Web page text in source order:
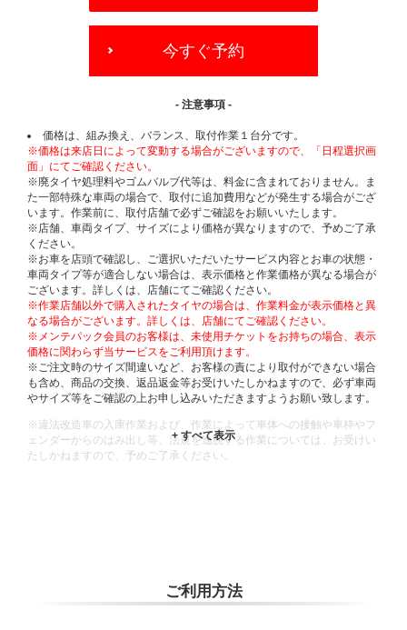
OPTIONS
今すぐ予約
- 注意事項 -
価格は、組み換え、バランス、取付作業１台分です。
※価格は来店日によって変動する場合がございますので、「日程選択画
面」にてご確認ください。
※廃タイヤ処理料やゴムバルブ代等は、料金に含まれておりません。ま
た一部特殊な車両の場合で、取付に追加費用などが発生する場合がござ
います。作業前に、取付店舗で必ずご確認をお願いいたします。
※店舗、車両タイプ、サイズにより価格が異なりますので、予めご了承
ください。
※お車を店頭で確認し、ご選択いただいたサービス内容とお車の状態・
車両タイプ等が適合しない場合は、表示価格と作業価格が異なる場合が
ございます。詳しくは、店舗にてご確認ください。
※作業店舗以外で購入されたタイヤの場合は、作業料金が表示価格と異
なる場合がございます。詳しくは、店舗にてご確認ください。
※メンテパック会員のお客様は、未使用チケットをお持ちの場合、表示
価格に関わらず当サービスをご利用頂けます。
※ご注文時のサイズ間違いなど、お客様の責により取付ができない場合
も含め、商品の交換、返品返金等お受けいたしかねますので、必ず車両
やサイズ等をご確認の上お申し込みいただきますようお願い致します。
※違法改造車の入庫作業および、作業によって車体への接触や車枠やフ
ェンダーからのはみ出し等、法規を逸脱する作業については、お受けい
たしかねますので、予めご了承ください。
ご利用方法